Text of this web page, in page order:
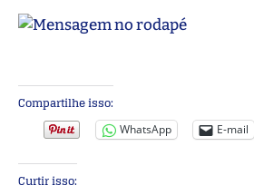
Compartilhe isso:
WhatsApp E-mail
Curtir isso: